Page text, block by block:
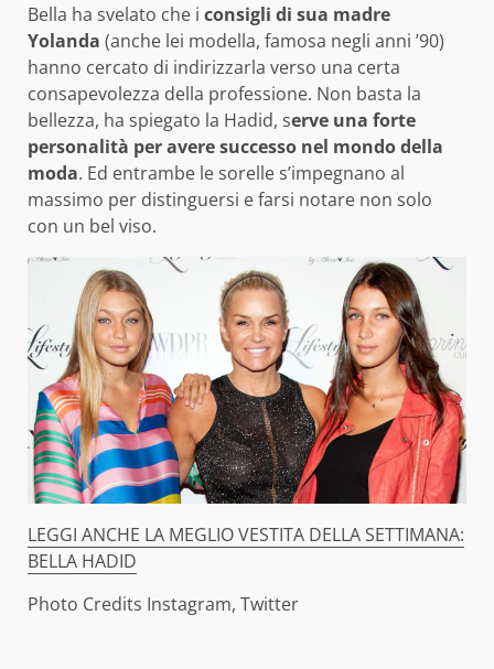
Bella ha svelato che i consigli di sua madre
Yolanda (anche lei modella, famosa negli anni ’90)
hanno cercato di indirizzarla verso una certa
consapevolezza della professione. Non basta la
bellezza, ha spiegato la Hadid, serve una forte
personalità per avere successo nel mondo della
moda. Ed entrambe le sorelle s’impegnano al
massimo per distinguersi e farsi notare non solo
con un bel viso.
LEGGI ANCHE LA MEGLIO VESTITA DELLA SETTIMANA:
BELLA HADID
Photo Credits Instagram, Twitter